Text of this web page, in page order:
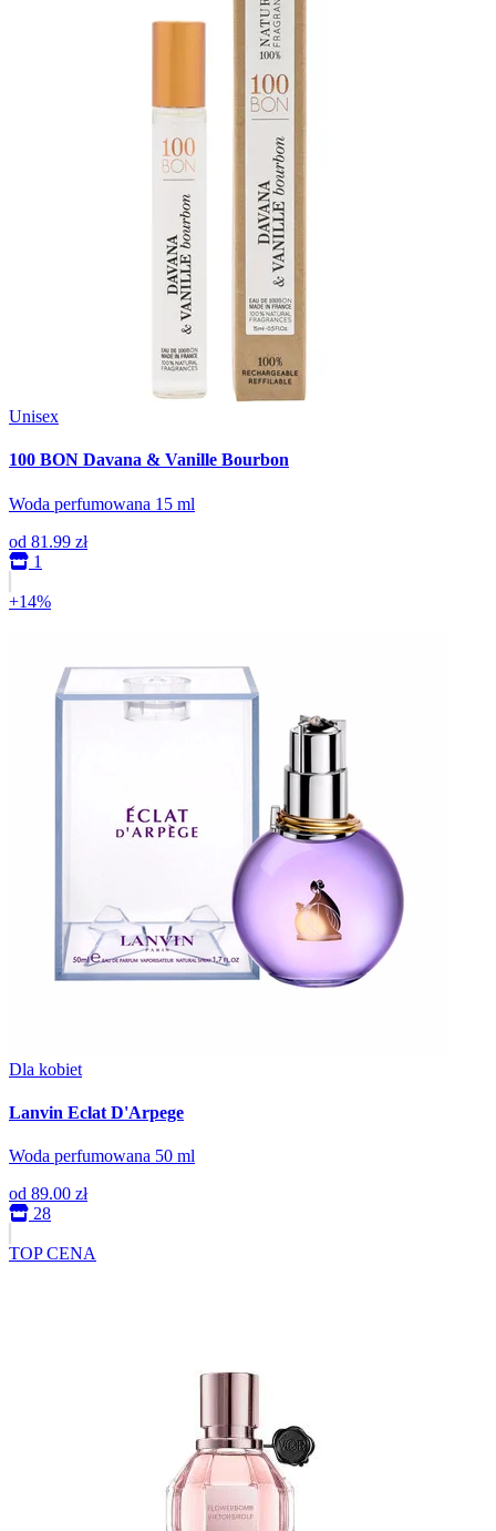
Unisex
100 BON Davana & Vanille Bourbon
Woda perfumowana 15 ml
od 81.99 zł
1
+14%
Dla kobiet
Lanvin Eclat D'Arpege
Woda perfumowana 50 ml
od 89.00 zł
28
TOP CENA